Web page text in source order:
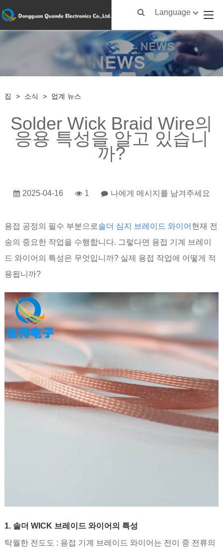
Language
집 > 소식 > 업계 뉴스
Solder Wick Braid Wire의
응용 특성을 알고 있습니
까?
2025-04-16 1 나에게 메시지를 남겨주세요
용접 공정의 필수 부분으로솔더 심지 브레이드 와이어 현재 전
송의 중요한 작업을 수행합니다. 그렇다면 용접 기계 브레이
드 와이어의 특성은 무엇입니까? 실제 용접 작업에 어떻게 적
용됩니까?
1. 솔더 WICK 브레이드 와이어의 특성
탁월한 전도도 : 용접 기계 브레이드 와이어는 전이 중 전류의